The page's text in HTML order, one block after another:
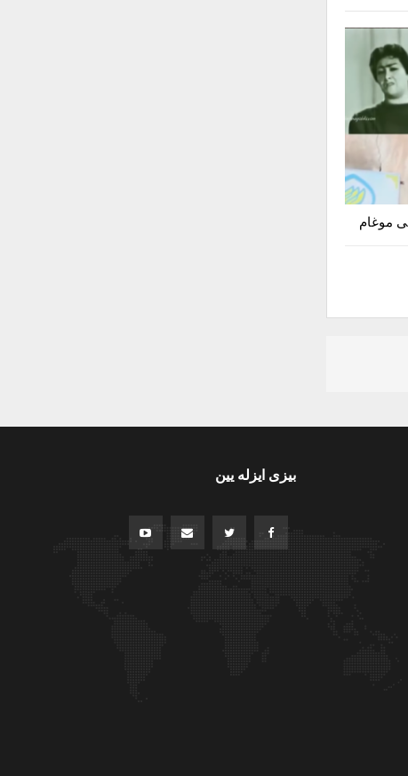
موغام
بیزی ایزله یین